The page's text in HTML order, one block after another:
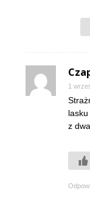
1
z